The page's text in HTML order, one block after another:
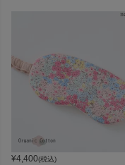
¥4,400(税込)